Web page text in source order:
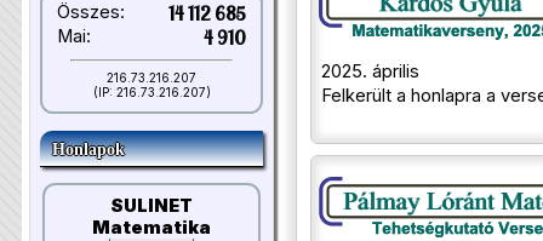
Összes: 14 112 685
Mai: 4 910
216.73.216.207
(IP: 216.73.216.207)
Honlapok
SULINET
Matematika
2025. április
Felkerült a honlapra a